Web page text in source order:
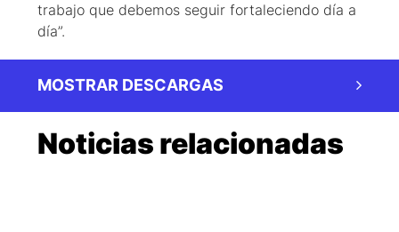
trabajo que debemos seguir fortaleciendo día a
día”.
MOSTRAR DESCARGAS
Noticias relacionadas